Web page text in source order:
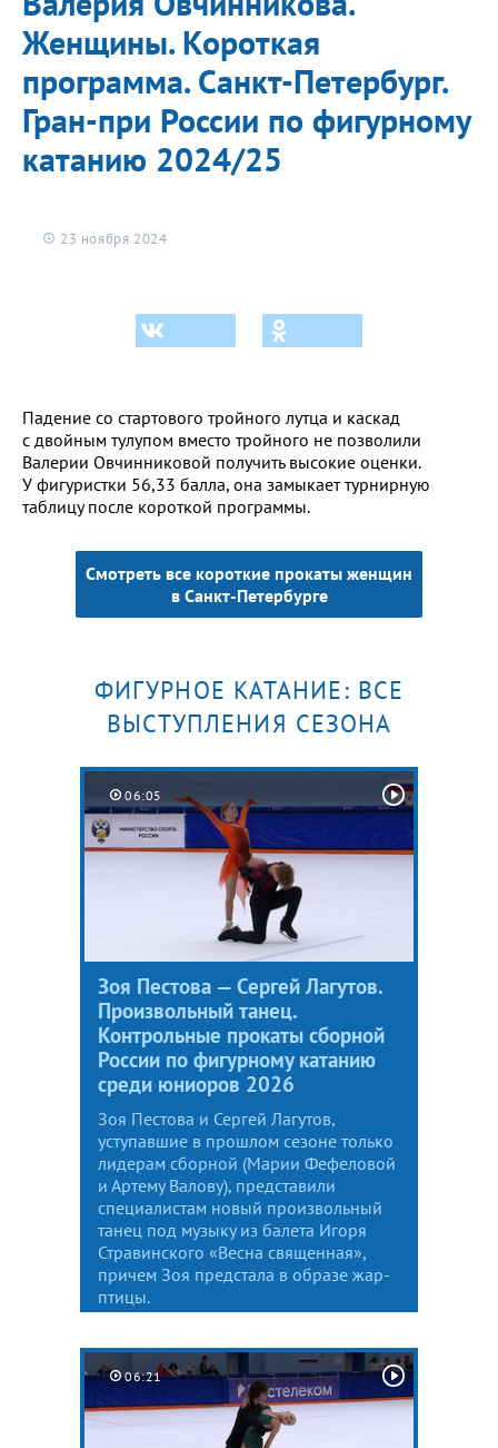
Женщины. Короткая
программа. Санкт-Петербург.
Гран-при России по фигурному
катанию 2024/25
23 ноября 2024
Падение со стартового тройного лутца и каскад
с двойным тулупом вместо тройного не позволили
Валерии Овчинниковой получить высокие оценки.
У фигуристки 56,33 балла, она замыкает турнирную
таблицу после короткой программы.
Смотреть все короткие прокаты женщин
в Санкт-Петербурге
ФИГУРНОЕ КАТАНИЕ: ВСЕ
ВЫСТУПЛЕНИЯ СЕЗОНА
06:05
Зоя Пестова — Сергей Лагутов.
Произвольный танец.
Контрольные прокаты сборной
России по фигурному катанию
среди юниоров 2026
Зоя Пестова и Сергей Лагутов,
уступавшие в прошлом сезоне только
лидерам сборной (Марии Фефеловой
и Артему Валову), представили
специалистам новый произвольный
танец под музыку из балета Игоря
Стравинского «Весна священная»,
причем Зоя предстала в образе жар-
птицы.
06:21